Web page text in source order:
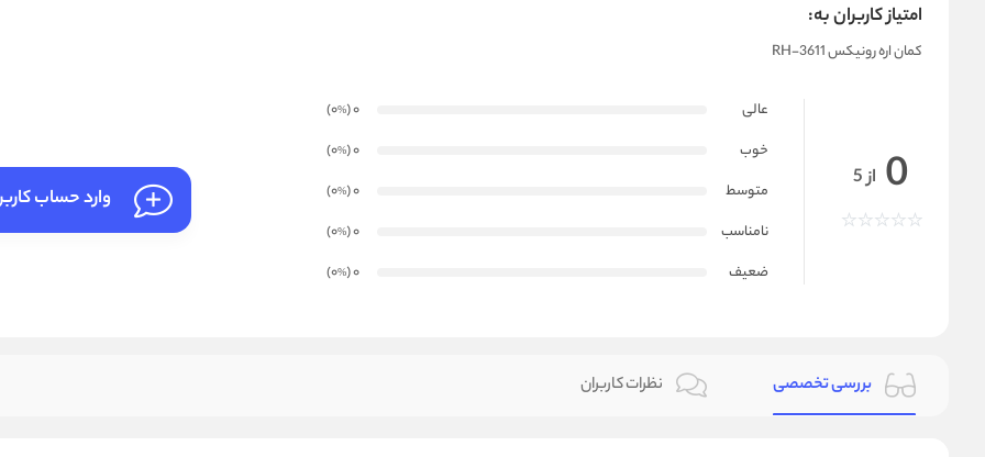
امتیاز کاربران به:
کمان اره رونیکس RH-3611
0 از 5
عالی 0
(0
%
)
خوب
0
(0
%
)
متوسط
0
(0
%
)
نامناسب
0
(0
%
)
ضعیف
0
(0
%
)
وارد حساب
بررسی تخصصی نظرات کاربران